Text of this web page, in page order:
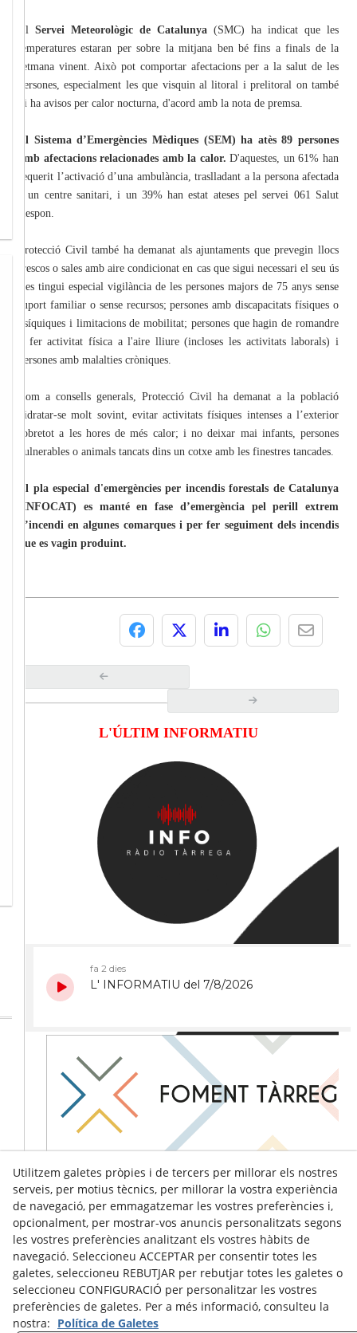
El Servei Meteorològic de Catalunya (SMC) ha indicat que les
temperatures estaran per sobre la mitjana ben bé fins a finals de la
setmana vinent. Això pot comportar afectacions per a la salut de les
persones, especialment les que visquin al litoral i prelitoral on també
hi ha avisos per calor nocturna, d'acord amb la nota de premsa.
El Sistema d’Emergències Mèdiques (SEM) ha atès 89 persones
amb afectacions relacionades amb la calor. D'aquestes, un 61% han
requerit l’activació d’una ambulància, traslladant a la persona afectada
a un centre sanitari, i un 39% han estat ateses pel servei 061 Salut
Respon.
Protecció Civil també ha demanat als ajuntaments que prevegin llocs
frescos o sales amb aire condicionat en cas que sigui necessari el seu ús
i es tingui especial vigilància de les persones majors de 75 anys sense
suport familiar o sense recursos; persones amb discapacitats físiques o
psíquiques i limitacions de mobilitat; persones que hagin de romandre
o fer activitat física a l'aire lliure (incloses les activitats laborals) i
persones amb malalties cròniques.
Com a consells generals, Protecció Civil ha demanat a la població
hidratar-se molt sovint, evitar activitats físiques intenses a l’exterior
sobretot a les hores de més calor; i no deixar mai infants, persones
vulnerables o animals tancats dins un cotxe amb les finestres tancades.
El pla especial d'emergències per incendis forestals de Catalunya
(INFOCAT) es manté en fase d’emergència pel perill extrem
d’incendi en algunes comarques i per fer seguiment dels incendis
que es vagin produint.
L'ÚLTIM INFORMATIU
Utilitzem galetes pròpies i de tercers per millorar els nostres
serveis, per motius tècnics, per millorar la vostra experiència
de navegació, per emmagatzemar les vostres preferències i,
opcionalment, per mostrar-vos anuncis personalitzats segons
les vostres preferències analitzant els vostres hàbits de
navegació. Seleccioneu ACCEPTAR per consentir totes les
galetes, seleccioneu REBUTJAR per rebutjar totes les galetes o
seleccioneu CONFIGURACIÓ per personalitzar les vostres
preferències de galetes. Per a més informació, consulteu la
nostra: Política de Galetes